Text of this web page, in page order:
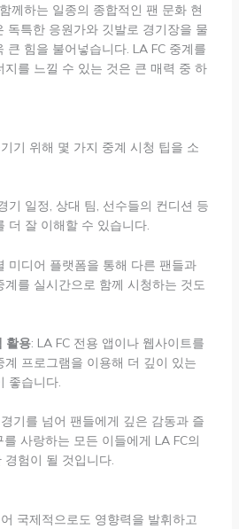
께하는 일종의 종합적인 팬 문화 현
독특한 응원가와 깃발로 경기장을 물
큰 힘을 불어넣습니다. LA FC 중계를
지를 느낄 수 있는 것은 큰 매력 중 하
기 위해 몇 가지 중계 시청 팁을 소
기 일정, 상대 팀, 선수들의 컨디션 등
더 잘 이해할 수 있습니다.
미디어 플랫폼을 통해 다른 팬들과
를 실시간으로 함께 시청하는 것도
활용: LA FC 전용 앱이나 웹사이트를
프로그램을 이용해 더 깊이 있는
좋습니다.
기를 넘어 팬들에게 깊은 감동과 즐
사랑하는 모든 이들에게 LA FC의
험이 될 것입니다.
국제적으로도 영향력을 발휘하고